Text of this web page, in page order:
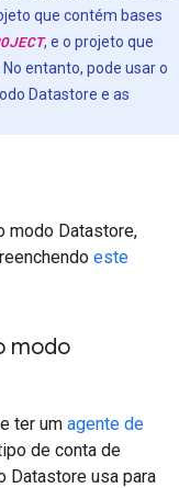
que contém bases
, e o projeto que
No entanto, pode usar o
Datastore e as
modo Datastore,
este
modo
ter um agente de
de conta de
Datastore usa para